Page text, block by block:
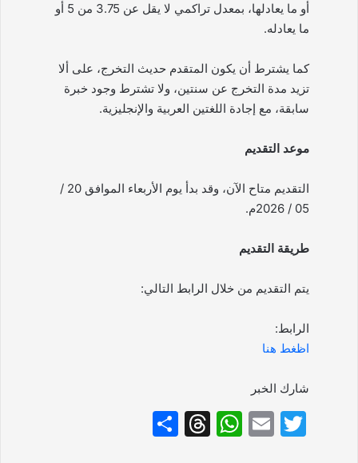
أو ما يعادلها، بمعدل تراكمي لا يقل عن 3.75 من 5 أو
ما يعادله.
كما يشترط أن يكون المتقدم حديث التخرج، على ألا
تزيد مدة التخرج عن سنتين، ولا تشترط وجود خبرة
سابقة، مع إجادة اللغتين العربية والإنجليزية.
موعد التقديم
التقديم متاح الآن، وقد بدأ يوم الأربعاء الموافق 20 /
05 / 2026م.
طريقة التقديم
يتم التقديم من خلال الرابط التالي:
الرابط:
اظغط هنا
شارك الخبر
T
E
W
T